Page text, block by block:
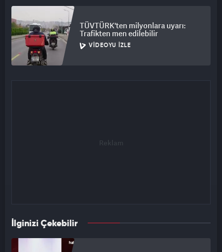
TÜVTÜRK'ten milyonlara uyarı:
Trafikten men edilebilir
VIDEOYU İZLE
İlginizi Çekebilir